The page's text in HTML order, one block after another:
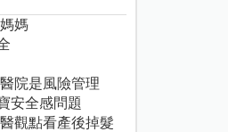
媽
院是風險管理
安全感問題
觀點看產後掉髮